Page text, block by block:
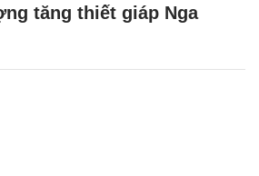
tăng thiết giáp Nga